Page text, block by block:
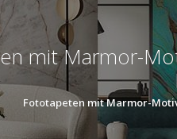
mit Marmor-
Fototapeten mit Marmor-